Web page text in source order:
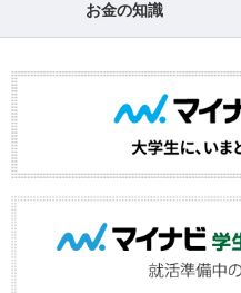
お金の知識